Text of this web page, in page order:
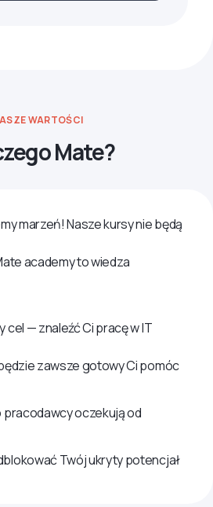
WARTOŚCI
Mate?
marzeń! Nasze kursy nie będą
academy to wiedza
cel — znaleźć Ci pracę w IT
zawsze gotowy Ci pomóc
pracodawcy oczekują od
Twój ukryty potencjał